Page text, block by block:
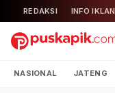
REDAKSI INFO IKLAN
NASIONAL JATENG